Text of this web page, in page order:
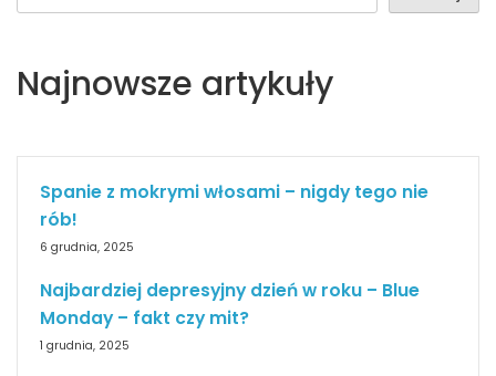
Najnowsze artykuły
Spanie z mokrymi włosami – nigdy tego nie
rób!
6 grudnia, 2025
Najbardziej depresyjny dzień w roku – Blue
Monday – fakt czy mit?
1 grudnia, 2025